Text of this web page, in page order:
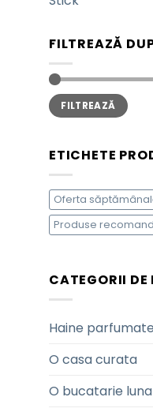
FILTREAZĂ
Preț
minim
Preț
maxim
FILTREAZĂ
ETICHETE
Oferta
Produse
CATEGORII DE
Haine parfumate
O casa curata
O bucatarie luna